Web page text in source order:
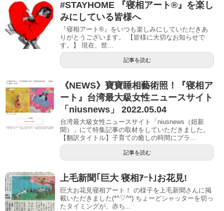
#STAYHOME 『寝相アート®』を楽し
みにしている皆様へ
『寝相アート®』をいつも楽しみにしていただきあ
りがとうございます。 【皆様に大切なお知らせで
す。】 現在、世...
記事を読む
《NEWS》寶寶睡相藝術照！『寝相ア
ート』台湾最大級女性ニュースサイト
「niusnews」 2022.05.04
台湾最大級女性ニュースサイト「niusnews（妞新
聞）」にて特集記事の取材をしていただきました。
【翻訳タイトル】子育ての癒しの時間にプラ...
記事を読む
上毛新聞｢巨大 寝相ｱｰﾄ｣お花見!
巨大お花見寝相アート！ の様子を上毛新聞さんに掲
載いただきました(*^▽^*) ちょーどシャッターを切っ
たタイミングが、赤ち...